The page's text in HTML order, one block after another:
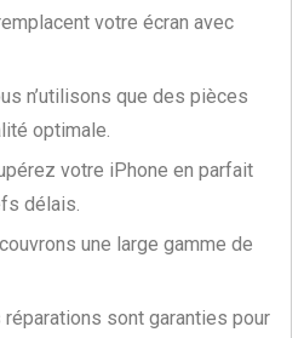
votre écran avec
n’utilisons que des pièces
optimale.
votre iPhone en parfait
délais.
une large gamme de
réparations sont garanties pour